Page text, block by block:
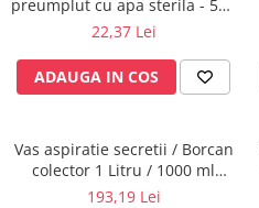
Conectori gaze medicinale
Panouri control si alarmare
fixare
Rampa gaze medicale pat pacient
preumplut cu apa sterila - 550
ml - Amsino
22,37 Lei
ADAUGA IN COS
Vas aspiratie secretii / Borcan
colector 1 Litru / 1000 ml
pentru aspirator chirurgical -
193,19 Lei